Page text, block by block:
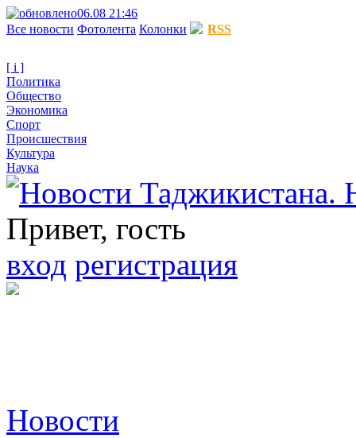
06.08 21:46
Все новости Фотолента Колонки RSS
[ i ]
Политика
Общество
Экономика
Спорт
Происшествия
Культура
Наука
Привет, гость
вход регистрация
Новости